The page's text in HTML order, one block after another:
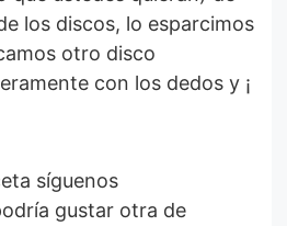
los discos, lo esparcimos
otro disco
con los dedos y ¡
gustar otra de